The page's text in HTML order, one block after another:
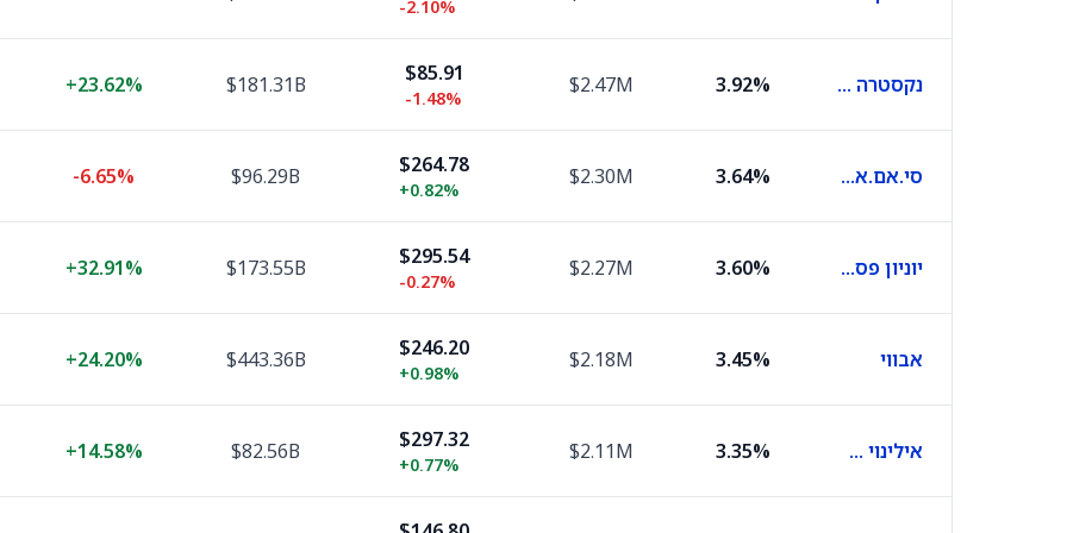
-2.10%
נקסטרה אנרג'י 3.92%
$2.47M
$85.91
-1.48%
$181.31B
+23.62%
סי.אם.אי גרופ 3.64%
$2.30M
$264.78
+0.82%
$96.29B
-6.65%
יוניון פסיפיק 3.60%
$2.27M
$295.54
-0.27%
$173.55B
+32.91%
אבווי 3.45%
$2.18M
$246.20
+0.98%
$443.36B
+24.20%
אילינוי טול וורקס 3.35%
$2.11M
$297.32
+0.77%
$82.56B
+14.58%